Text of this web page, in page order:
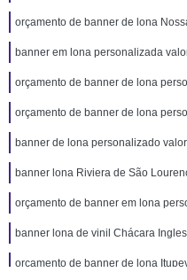
orçamento de banner de lona
banner em lona personalizada
orçamento de banner de lona
orçamento de banner de lona
banner de lona personalizado
banner lona Riviera de São
orçamento de banner em lona
banner lona de vinil Chácara
orçamento de banner de lona